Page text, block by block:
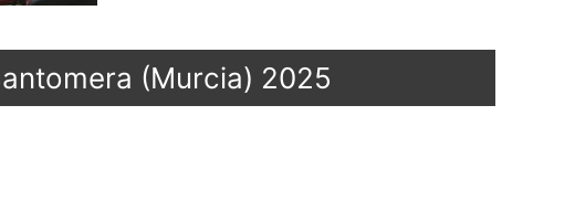
(Murcia) 2025